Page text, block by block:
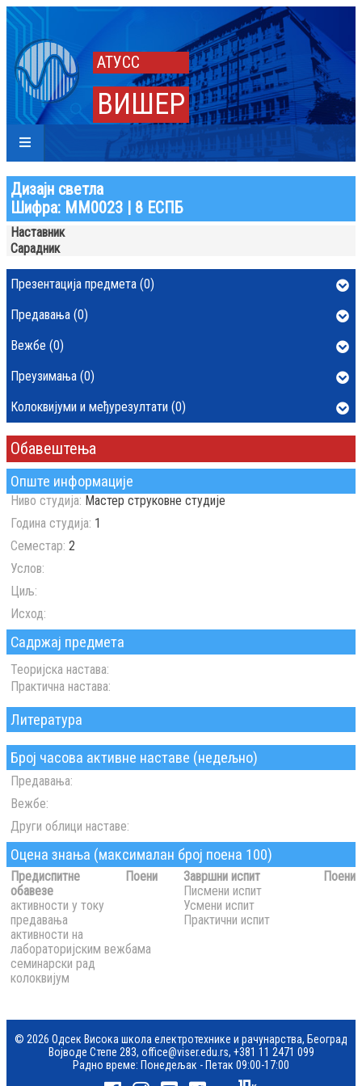
АТУСС
ВИШЕР
Дизајн светла
Шифра: ММ0023 | 8 ЕСПБ
Опште информације
Ниво студија: Мастер струковне студије
Година студија: 1
Семестар: 2
Услов:
Циљ:
Исход:
Садржај предмета
Теоријска настава:
Практична настава:
Литература
Број часова активне наставе (недељно)
Предавања:
Вежбе:
Други облици наставе:
Оцена знања (максималан број поена 100)
Предиспитне
обавезе
Поени
активности у току
предавања
активности на
лабораторијским вежбама
семинарски рад
колоквијум
Завршни испит
Поени
Писмени испит
Усмени испит
Практични испит
Наставник
Сарадник
Презентација предмета (0)
Предавања (0)
Вежбе (0)
Преузимања (0)
Колоквијуми и међурезултати (0)
Обавештења
© 2026 Одсек Висока школа електротехнике и рачунарства, Београд
Војводе Степе 283, office@viser.edu.rs, +381 11 2471 099
Радно време: Понедељак - Петак 09:00-17:00